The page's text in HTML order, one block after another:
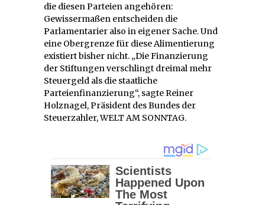
die diesen Parteien angehören:
Gewissermaßen entscheiden die
Parlamentarier also in eigener Sache. Und
eine Obergrenze für diese Alimentierung
existiert bisher nicht. „Die Finanzierung
der Stiftungen verschlingt dreimal mehr
Steuergeld als die staatliche
Parteienfinanzierung“, sagte Reiner
Holznagel, Präsident des Bundes der
Steuerzahler, WELT AM SONNTAG.